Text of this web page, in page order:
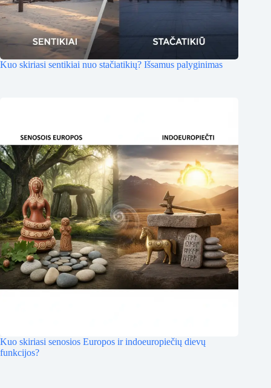
Kuo skiriasi sentikiai nuo stačiatikių? Išsamus palyginimas
Kuo skiriasi senosios Europos ir indoeuropiečių dievų
funkcijos?